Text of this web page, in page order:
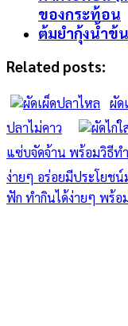
ของกระท้อน
ต้มยำกุ้งน้ำข้
Related posts:
ผัด
ปลาไม่คาว
แซ่บจัดจ้าน พร้อมวิธีทำ
ง่ายๆ อร่อยมีประโยชน์
ฟัก ทำกินได้ง่ายๆ พร้อ